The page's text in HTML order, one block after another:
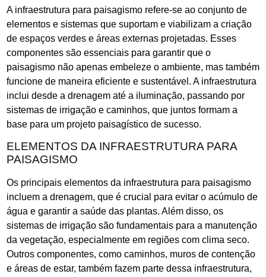
A infraestrutura para paisagismo refere-se ao conjunto de
elementos e sistemas que suportam e viabilizam a criação
de espaços verdes e áreas externas projetadas. Esses
componentes são essenciais para garantir que o
paisagismo não apenas embeleze o ambiente, mas também
funcione de maneira eficiente e sustentável. A infraestrutura
inclui desde a drenagem até a iluminação, passando por
sistemas de irrigação e caminhos, que juntos formam a
base para um projeto paisagístico de sucesso.
ELEMENTOS DA INFRAESTRUTURA PARA
PAISAGISMO
Os principais elementos da infraestrutura para paisagismo
incluem a drenagem, que é crucial para evitar o acúmulo de
água e garantir a saúde das plantas. Além disso, os
sistemas de irrigação são fundamentais para a manutenção
da vegetação, especialmente em regiões com clima seco.
Outros componentes, como caminhos, muros de contenção
e áreas de estar, também fazem parte dessa infraestrutura,